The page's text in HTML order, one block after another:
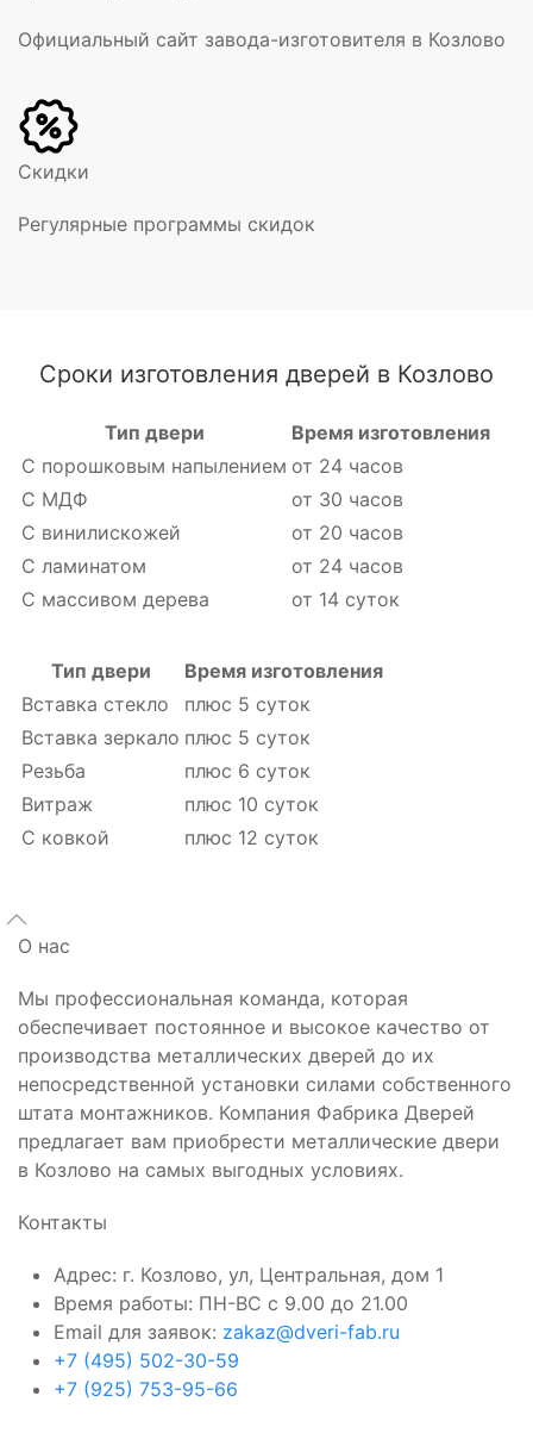
Официальный сайт завода-изготовителя в Козлово
Скидки
Регулярные программы скидок
Сроки изготовления дверей в Козлово
Тип двери
Время изготовления
С порошковым напылением от 24 часов
С МДФ
от 30 часов
С винилискожей
от 20 часов
С ламинатом
от 24 часов
С массивом дерева
от 14 суток
Тип двери
Время изготовления
Вставка стекло
плюс 5 суток
Вставка зеркало плюс 5 суток
Резьба
плюс 6 суток
Витраж
плюс 10 суток
С ковкой
плюс 12 суток
О нас
Мы профессиональная команда, которая
обеспечивает постоянное и высокое качество от
производства металлических дверей до их
непосредственной установки силами собственного
штата монтажников. Компания Фабрика Дверей
предлагает вам приобрести металлические двери
в Козлово на самых выгодных условиях.
Контакты
Адрес: г. Козлово, ул, Центральная, дом 1
Время работы: ПН-ВС с 9.00 до 21.00
Email для заявок: zakaz@dveri-fab.ru
+7 (495) 502-30-59
+7 (925) 753-95-66